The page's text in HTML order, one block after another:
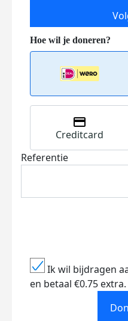
Creditcard
Referentie
Ik wil bijdragen
en betaal €0.75 extra.